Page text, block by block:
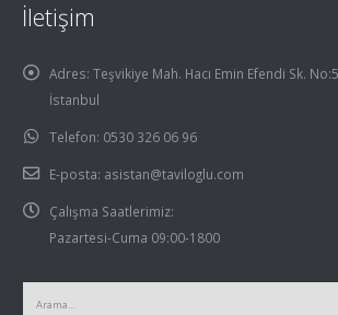
İletişim
Adres: Teşvikiye Mah. Hacı Emin Efendi Sk.
İstanbul
Telefon: 0530 326 06 96
E-posta: asistan@taviloglu.com
Çalışma Saatlerimiz:
Pazartesi-Cuma 09:00-1800